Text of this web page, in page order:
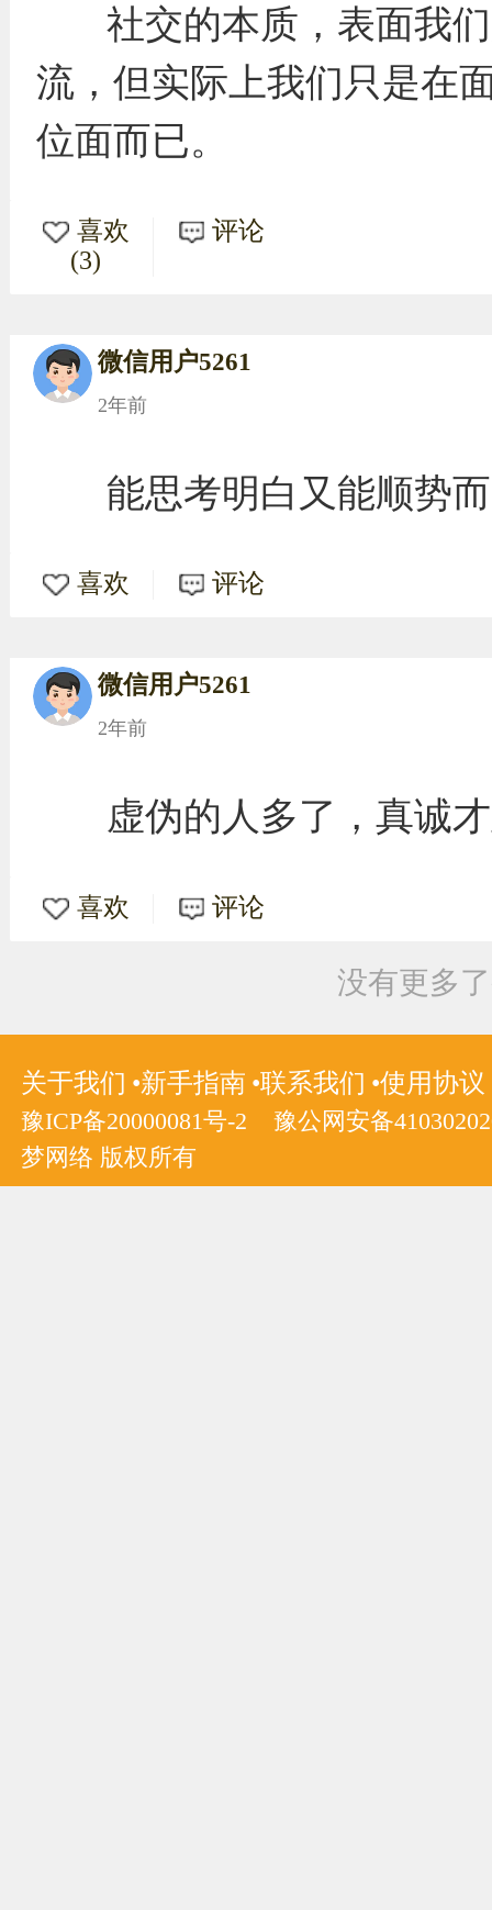
社交的本质，表面我
流，但实际上我们只是在
位面而已。
喜欢
(3)
评论
微信用户5261
2年前
能思考明白又能顺势
喜欢 评论
微信用户5261
2年前
虚伪的人多了，真诚
喜欢 评论
没有更多
关于我们 新手指南 联系我们 使用协议
豫ICP备20000081号-2
豫公网安备
梦网络 版权所有